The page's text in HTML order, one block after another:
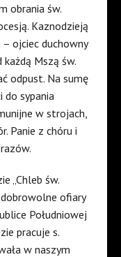
obrania św.
Kaznodzieją
ojciec duchowny
każdą Mszą św.
odpust. Na sumę
do sypania
w strojach,
Panie z chóru i
„Chleb św.
ofiary
Południowej
pracuje s.
w naszym